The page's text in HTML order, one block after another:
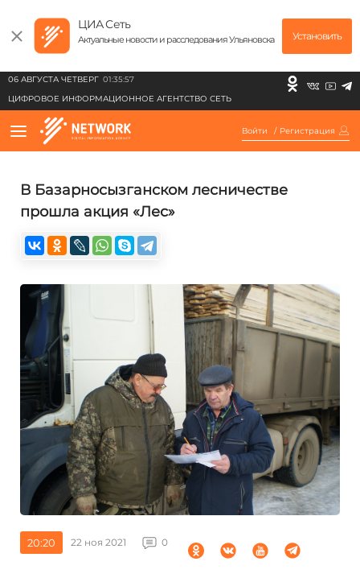
ЦИА Сеть
Актуальные новости и расследования Ульяновска Установить
06 АВГУСТА ЧЕТВЕРГ 01:35:57
ЦИФРОВОЕ ИНФОРМАЦИОННОЕ АГЕНТСТВО СЕТЬ
Войти / Регистрация
В Базарносызганском лесничестве
прошла акция «Лес»
20:20 22 ноя 2021 0